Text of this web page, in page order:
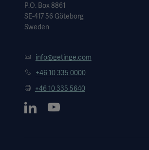
P.O. Box 8861
SE-417 56 Göteborg
Sweden
info@getinge.com
+46 10 335 0000
+46 10 335 5640